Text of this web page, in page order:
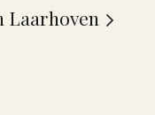
Laarhoven